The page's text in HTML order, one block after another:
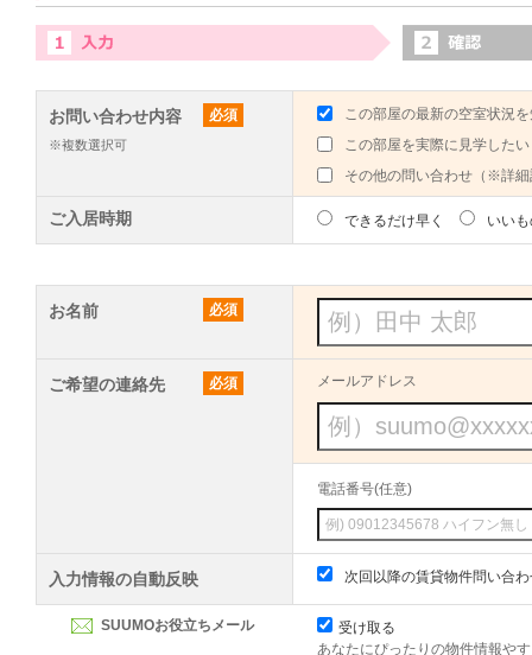
お問い合わせ内容 必須
※複数選択可
この部屋の最新の空室状況
この部屋を実際に見学したい
その他の問い合わせ（※詳
ご入居時期 できるだけ早く いい
お名前 必須
ご希望の連絡先 必須 メールアドレス
電話番号(任意)
入力情報の自動反映 次回以降の賃貸物件問い合
SUUMOお役立ちメール
受け取る
あなたにぴったりの物件情報や